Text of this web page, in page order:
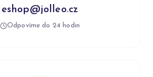
eshop@jolleo.cz
Odpovíme do 24 hodin